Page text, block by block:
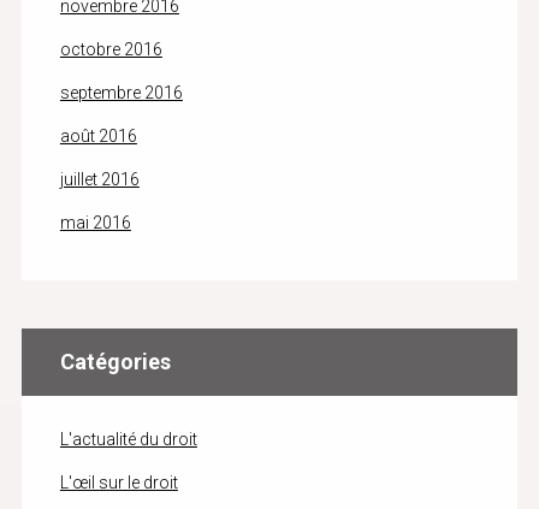
novembre 2016
octobre 2016
septembre 2016
août 2016
juillet 2016
mai 2016
Catégories
L'actualité du droit
L'œil sur le droit